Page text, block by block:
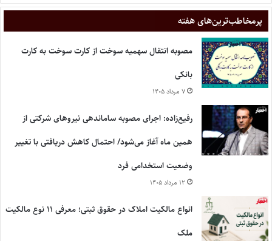
پر‌مخاطب‌ترین‌های هفته
مصوبه انتقال سهمیه سوخت از کارت سوخت به کارت
بانکی
۷ مرداد ۱۴۰۵
رفیع‌زاده: اجرای مصوبه ساماندهی نیروهای شرکتی از
همین ماه آغاز می‌شود/ احتمال کاهش دریافتی با تغییر
وضعیت استخدامی فرد
۱۲ مرداد ۱۴۰۵
انواع مالکیت املاک در حقوق ثبتی؛ معرفی ۱۱ نوع مالکیت
ملک